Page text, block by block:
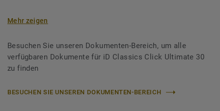
Mehr zeigen
Besuchen Sie unseren Dokumenten-Bereich, um alle
verfügbaren Dokumente für iD Classics Click Ultimate 30
zu finden
BESUCHEN SIE UNSEREN DOKUMENTEN-BEREICH